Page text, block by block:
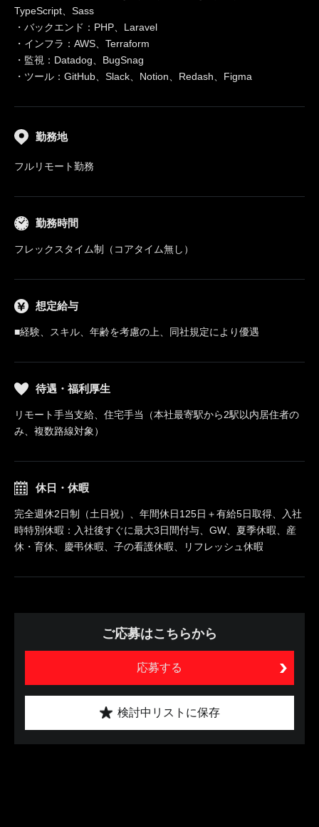
TypeScript、Sass
・バックエンド：PHP、Laravel
・インフラ：AWS、Terraform
・監視：Datadog、BugSnag
・ツール：GitHub、Slack、Notion、Redash、Figma
勤務地
フルリモート勤務
勤務時間
フレックスタイム制（コアタイム無し）
想定給与
■経験、スキル、年齢を考慮の上、同社規定により優遇
待遇・福利厚生
リモート手当支給、住宅手当（本社最寄駅から2駅以内居住者の
み、複数路線対象）
休日・休暇
完全週休2日制（土日祝）、年間休日125日＋有給5日取得、入社
時特別休暇：入社後すぐに最大3日間付与、GW、夏季休暇、産
休・育休、慶弔休暇、子の看護休暇、リフレッシュ休暇
ご応募はこちらから
応募する
検討中リストに保存